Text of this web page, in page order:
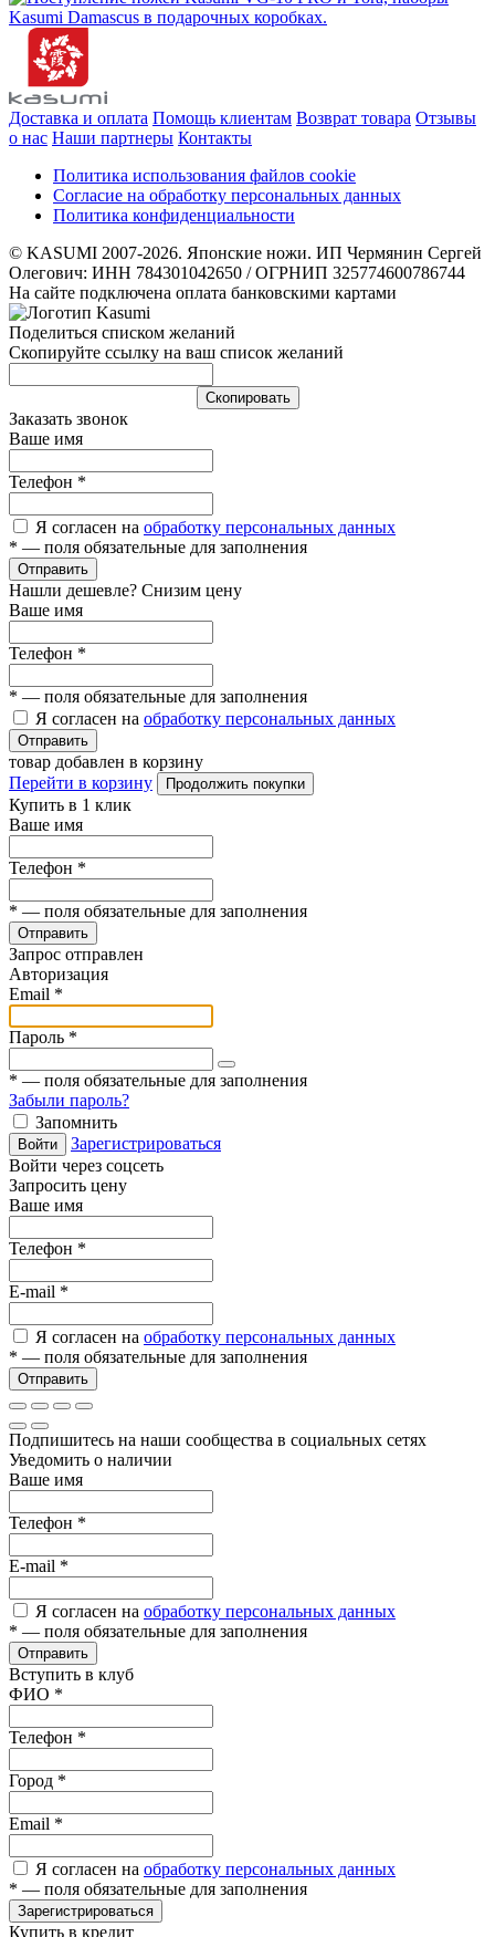
Доставка и оплата Помощь клиентам Возврат товара Отзывы
о нас Наши партнеры Контакты
Политика использования файлов cookie
Согласие на обработку персональных данных
Политика конфиденциальности
© KASUMI 2007-2026. Японские ножи. ИП Чермянин Сергей
Олегович: ИНН 784301042650 / ОГРНИП 325774600786744
На сайте подключена оплата банковскими картами
Поделиться списком желаний
Скопируйте ссылку на ваш список желаний
Cкопировать
Заказать звонок
Ваше имя
Телефон *
Я согласен на обработку персональных данных
* — поля обязательные для заполнения
Отправить
Нашли дешевле? Снизим цену
Ваше имя
Телефон *
* — поля обязательные для заполнения
Я согласен на обработку персональных данных
Отправить
товар добавлен в корзину
Перейти в корзину
Продолжить покупки
Купить в 1 клик
Ваше имя
Телефон *
* — поля обязательные для заполнения
Отправить
Запрос отправлен
Авторизация
Email *
Пароль *
* — поля обязательные для заполнения
Забыли пароль?
Запомнить
Войти
Зарегистрироваться
Войти через соцсеть
Запросить цену
Ваше имя
Телефон *
E-mail *
Я согласен на обработку персональных данных
* — поля обязательные для заполнения
Отправить
Подпишитесь на наши сообщества в социальных сетях
Уведомить о наличии
Ваше имя
Телефон *
E-mail *
Я согласен на обработку персональных данных
* — поля обязательные для заполнения
Отправить
Вступить в клуб
ФИО *
Телефон *
Город *
Email *
Я согласен на обработку персональных данных
* — поля обязательные для заполнения
Зарегистрироваться
Купить в кредит